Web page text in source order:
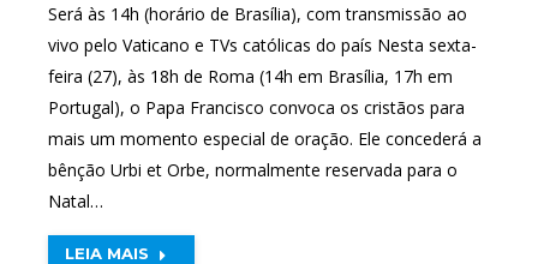
Será às 14h (horário de Brasília), com transmissão ao
vivo pelo Vaticano e TVs católicas do país Nesta sexta-
feira (27), às 18h de Roma (14h em Brasília, 17h em
Portugal), o Papa Francisco convoca os cristãos para
mais um momento especial de oração. Ele concederá a
bênção Urbi et Orbe, normalmente reservada para o
Natal…
LEIA MAIS